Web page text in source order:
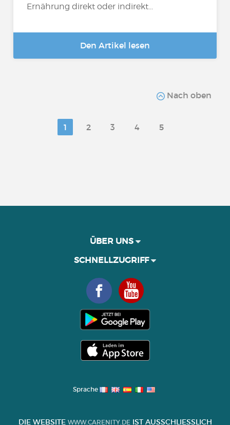
Ernährung direkt oder indirekt...
Den Artikel lesen
Nach oben
1 2 3 4 5
ÜBER UNS
SCHNELLZUGRIFF
Sprache
DIE WEBSITE WWW.CARENITY.DEIST AUSSCHLIESSLICH Z